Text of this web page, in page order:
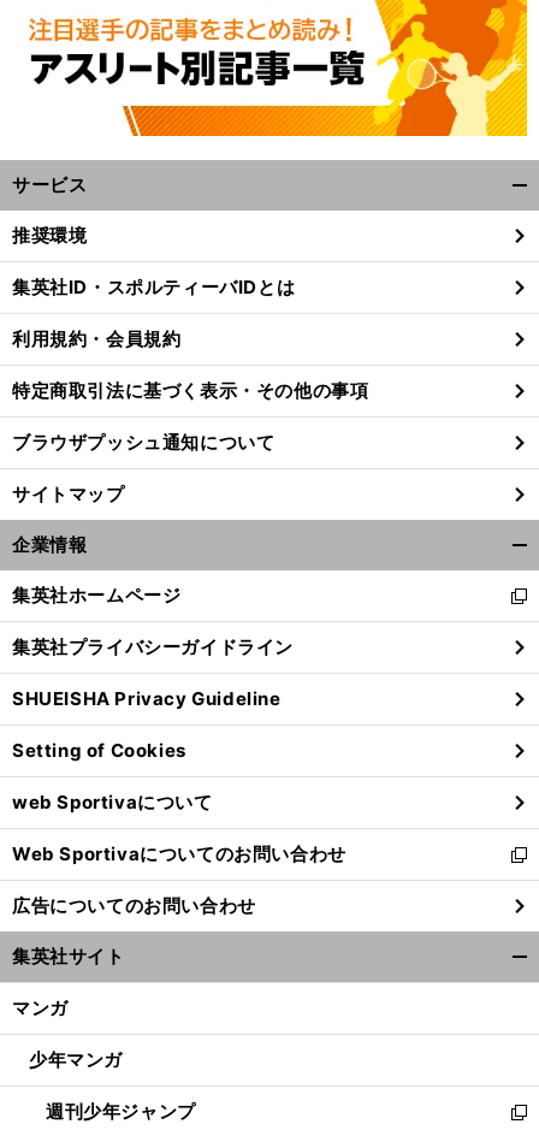
サービス
閉
る
推奨環境
集英社ID・スポルティーバIDとは
利用規約・会員規約
特定商取引法に基づく表示・その他の事項
ブラウザプッシュ通知について
サイトマップ
企業情報
閉
る
集英社ホームページ
新
し
い
ウ
ィ
ン
ド
ウ
で
開
く
集英社プライバシーガイドライン
SHUEISHA Privacy Guideline
Setting of Cookies
web Sportivaについて
Web Sportivaについてのお問い合わせ
新
し
い
ウ
ィ
ン
ウ
開
く
広告についてのお問い合わせ
集英社サイト
マンガ
少年マンガ
週刊少年ジャンプ
新